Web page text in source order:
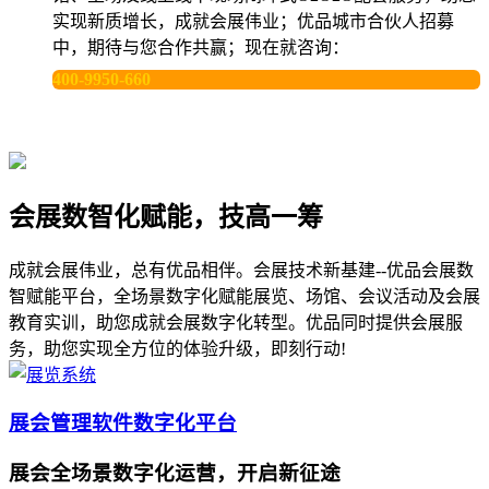
实现新质增长，成就会展伟业；优品城市合伙人招募
中，期待与您合作共赢；现在就咨询：
400-9950-660
会展数智化赋能，技高一筹
成就会展伟业，总有优品相伴。会展技术新基建--优品会展数
智赋能平台，全场景数字化赋能展览、场馆、会议活动及会展
教育实训，助您成就会展数字化转型。优品同时提供会展服
务，助您实现全方位的体验升级，即刻行动!
展会管理软件数字化平台
展会全场景数字化运营，开启新征途